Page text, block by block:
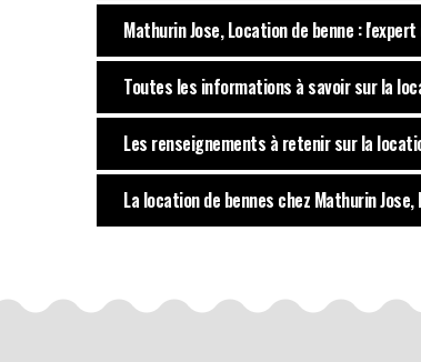
Mathurin Jose, Location de benne :
Toutes les informations à savoir sur la
Les renseignements à retenir sur la
La location de bennes chez Mathurin